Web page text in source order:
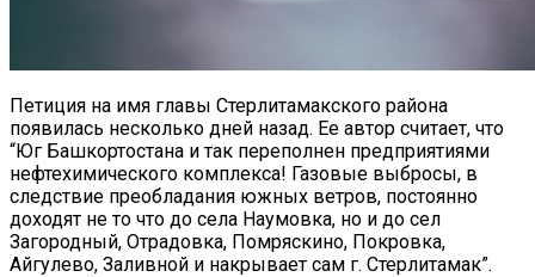
Петиция на имя главы Стерлитамакского района
появилась несколько дней назад. Ее автор считает, что
“Юг Башкортостана и так переполнен предприятиями
нефтехимического комплекса! Газовые выбросы, в
следствие преобладания южных ветров, постоянно
доходят не то что до села Наумовка, но и до сел
Загородный, Отрадовка, Помряскино, Покровка,
Айгулево, Заливной и накрывает сам г. Стерлитамак”.